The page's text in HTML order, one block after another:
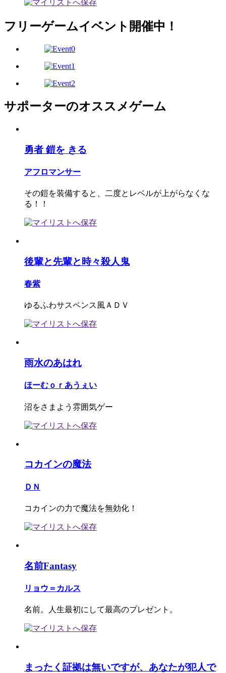
フリーゲームイベント開催中！
サポーターのオススメゲーム
勇者 鎧を きる
アフロマンサー
その鎧を装備すると、二度とレベルが上がらなくな
る！！
後輩と先輩と時々殺人鬼
春紫
ゆるふわサスペンス風ＡＤＶ
雨水のあはれ
ほーむｏｒあうぇい
沼をさまよう雰囲気ゲー
コカインの魔法
ＤＮ
コカインの力で魔法を無効化！
名前Fantasy
リョウ＝カルス
名前。人生最初にして最高のプレゼント。
まったく証拠は無いですが、あなたが犯人で